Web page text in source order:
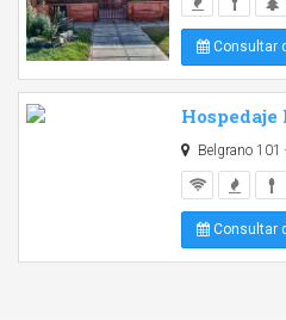
Consultar
Hospedaje
Belgrano 101
Consultar